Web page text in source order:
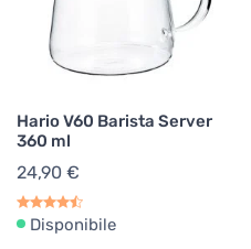
Hario V60 Barista Server
360 ml
24,90 €
Disponibile